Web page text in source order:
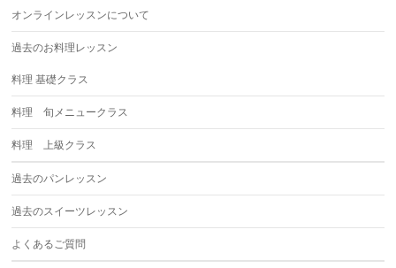
オンラインレッスンについて
過去のお料理レッスン
料理 基礎クラス
料理 旬メニュークラス
料理 上級クラス
過去のパンレッスン
過去のスイーツレッスン
よくあるご質問